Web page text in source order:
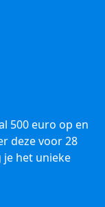
500 euro op en
deze voor 28
je het unieke